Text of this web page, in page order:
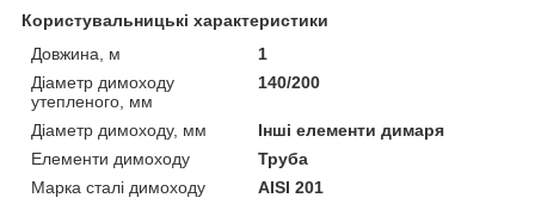
Користувальницькі характеристики
Довжина, м
1
Діаметр димоходу
утепленого, мм
140/200
Діаметр димоходу, мм
Інші елементи димаря
Елементи димоходу
Труба
Марка сталі димоходу
AISI 201